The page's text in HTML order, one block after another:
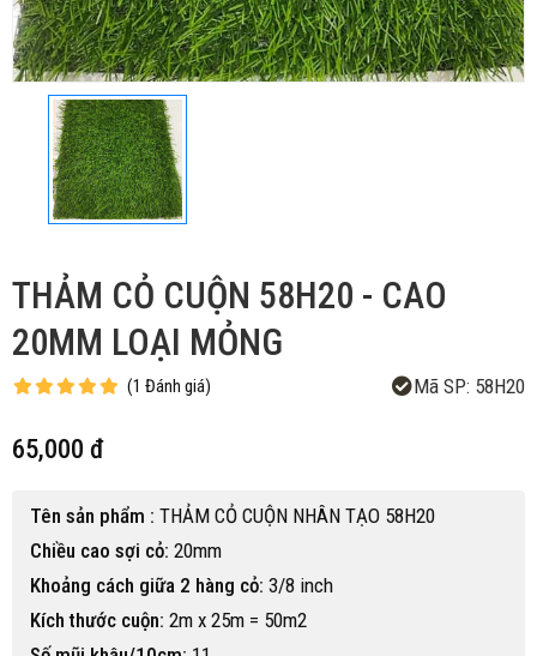
THẢM CỎ CUỘN 58H20 - CAO
20MM LOẠI MỎNG
(1 Đánh giá) Mã SP: 58H20
65,000 đ
Tên sản phẩm : THẢM CỎ CUỘN NHÂN TẠO 58H20
Chiều cao sợi cỏ: 20mm
Khoảng cách giữa 2 hàng cỏ: 3/8 inch
Kích thước cuộn: 2m x 25m = 50m2